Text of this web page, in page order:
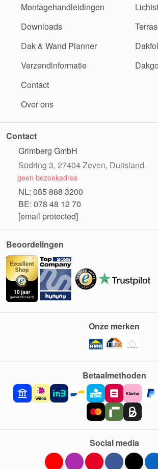
Montagehandleidingen
Downloads
Dak & Wand Planner
Verzendinformatie
Contact
Over ons
Contact
Grimberg GmbH
Südring 3, 27404 Zeven, Duitsland
geen bezoekadres
NL: 085 888 3200
BE: 078 48 12 70
[email protected]
Beoordelingen
Betaalmethoden
Onze merken
Social media